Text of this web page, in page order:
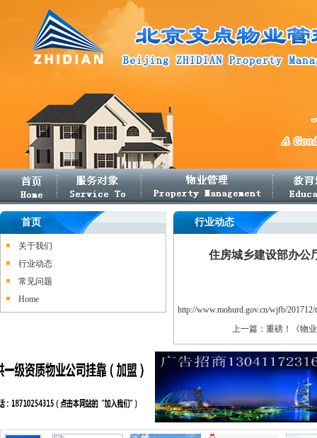
首页
关于我们
行业动态
常见问题
Home
行业动态
住房城乡建设部办公
http://www.mohurd.gov.cn/wjfb/
上一篇：重磅！《物